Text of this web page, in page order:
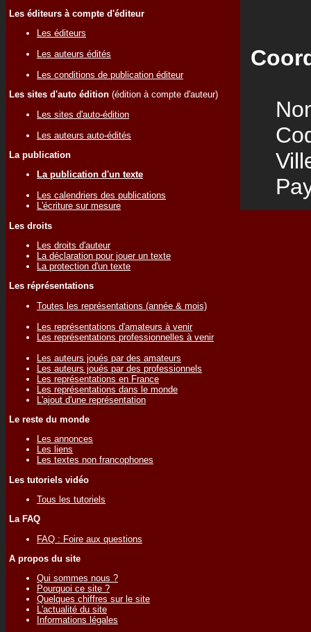
Les éditeurs à compte d'éditeur
Les éditeurs
Les auteurs édités
Les conditions de publication éditeur
Les sites d'auto édition (édition à compte d'auteur)
Les sites d'auto-édition
Les auteurs auto-édités
La publication
La publication d'un texte
Les calendriers des publications
L'écriture sur mesure
Les droits
Les droits d'auteur
La déclaration pour jouer un texte
La protection d'un texte
Les réprésentations
Toutes les représentations (année & mois)
Les représentations d'amateurs à venir
Les représentations professionnelles à venir
Les auteurs joués par des amateurs
Les auteurs joués par des professionnels
Les représentations en France
Les représentations dans le monde
L'ajout d'une représentation
Le reste du monde
Les annonces
Les liens
Les textes non francophones
Les tutoriels vidéo
Tous les tutoriels
La FAQ
FAQ : Foire aux questions
A propos du site
Qui sommes nous ?
Pourquoi ce site ?
Quelques chiffres sur le site
L'actualité du site
Informations légales